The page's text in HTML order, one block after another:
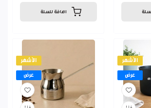
اضافة للسلة
الأشهر
عرض
الأشهر
عرض